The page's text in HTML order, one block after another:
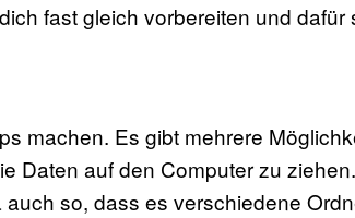
fast gleich vorbereiten und dafür
machen. Es gibt mehrere
Daten auf den Computer zu
so, dass es verschiedene